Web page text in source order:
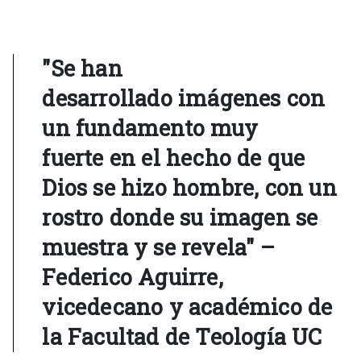
"Se han
desarrollado imágenes con
un fundamento muy
fuerte en el hecho de que
Dios se hizo hombre, con un
rostro donde su imagen se
muestra y se revela" –
Federico Aguirre,
vicedecano y académico de
la Facultad de Teología UC